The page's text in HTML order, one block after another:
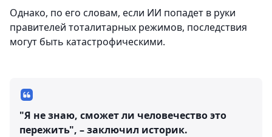
Однако, по его словам, если ИИ попадет в руки
правителей тоталитарных режимов, последствия
могут быть катастрофическими.
"Я не знаю, сможет ли человечество это
пережить", – заключил историк.